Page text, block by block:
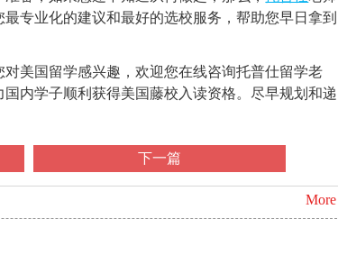
专业化的建议和最好的选校服务，帮助您早日拿到
对美国留学感兴趣，欢迎您在线咨询托普仕留学老
内学子顺利获得美国藤校入读资格。尽早规划和递
下一篇
More